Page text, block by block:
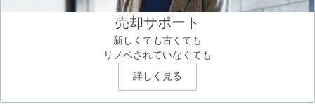
売却サポート
新しくても古くても
リノベされていなくても
詳しく見る